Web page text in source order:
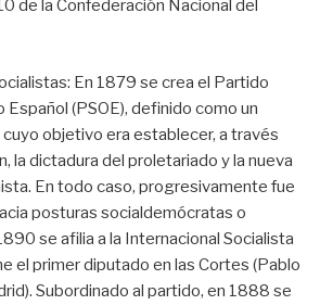
de la Confederación Nacional del
En 1879 se crea el Partido
Español (PSOE), definido como un
objetivo era establecer, a través
la dictadura del proletariado y la nueva
En todo caso, progresivamente fue
posturas socialdemócratas o
se afilia a la Internacional Socialista
el primer diputado en las Cortes (Pablo
Subordinado al partido, en 1888 se